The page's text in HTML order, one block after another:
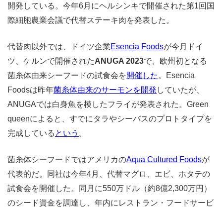
開発している。今年6月にヘルシンキで開催された第1回国
際細胞農業会議で代替ステーキ肉を発表した。
代替肉以外では、ドイツ企業Esencia Foodsが今月ドイ
ツ、ケルンで開催されたANUGA 2023で、欧州初となる
菌糸体由来シーフードの試食会を開催した 。Esencia
Foodsは昨年菌糸体由来のサーモンを開発 していたが、
ANUGAでは白身魚を模したフライが発表された。Green
queenによると、すでにタラやシーバスのプロトタイプを
完成している という 。
菌糸体シーフードではアメリカのAqua Cultured Foodsが
代表的だ。同社は今年4月、代替マグロ、エビ、ホタテの
試食会を開催した。同月に550万ドル（約8億2,300万円）
のシード資金を調達し、年内にレストラン・フードサービ